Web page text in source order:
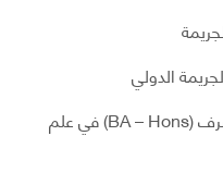
درجة البكالوريوس مع مرتبة الشرف (BA – Hons) في علم